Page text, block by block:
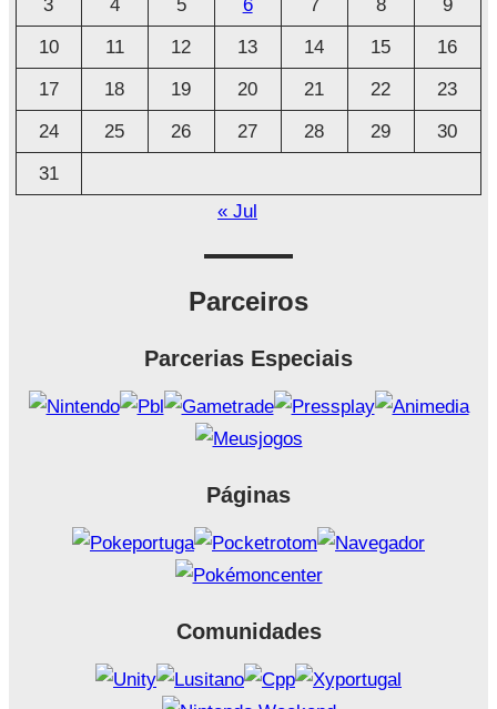
v
o
3
4 5 6 7 8
9
10
11 12 13 14 15
16
17
18 19 20 21 22
23
24
25 26 27 28 29
30
31
« Jul
Parceiros
Parcerias Especiais
Páginas
Comunidades